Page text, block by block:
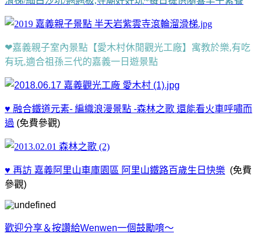
❤嘉義親子室內景點【愛木村休閒觀光工廠】寓教於樂,有吃
有玩,適合祖孫三代的嘉義一日遊景點
♥ 融合鐵道元素- 編織浪漫景點 -森林之歌 還能看火車呼嘯而
過 (免費參觀)
♥ 再訪 嘉義阿里山車庫園區 阿里山鐵路百歲生日快樂 (免費
參觀)
歡迎分享＆按讚給Wenwen一個鼓勵唷～